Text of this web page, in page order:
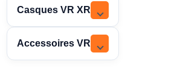
Casques VR XR
Accessoires VR